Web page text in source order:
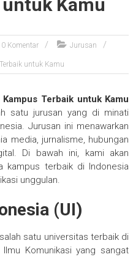
Kamu
0 Komentar Jurusan
untuk Kamu
Terbaik untuk Kamu
satu jurusan yang di minati
Jurusan ini menawarkan
media, jurnalisme, hubungan
Di bawah ini, kami akan
kampus terbaik di Indonesia
unggulan.
(UI)
satu universitas terbaik di
Komunikasi yang sangat